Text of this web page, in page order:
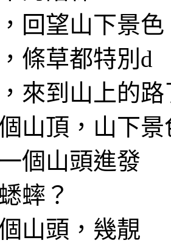
，回望山下景
條草都特別d
來到山上的路
山頂，山下
個山頭進發
蟀？
山頭，幾靚